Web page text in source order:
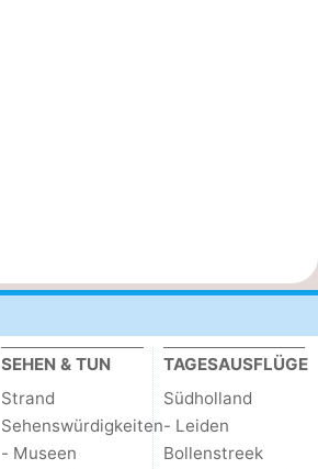
SEHEN & TUN
Strand
Sehenswürdigkeiten
- Museen
TAGESAUSFLÜGE
Südholland
- Leiden
Bollenstreek